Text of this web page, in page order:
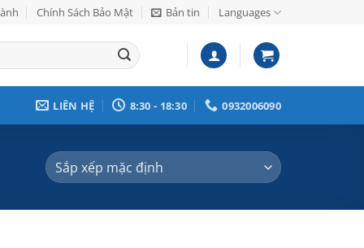
Chính Sách Bảo Mật Bản tin Languages
LIÊN HỆ 8:30 - 18:30 0932006090